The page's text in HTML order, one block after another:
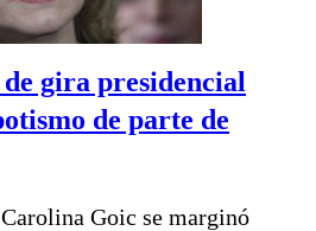
gira presidencial
de parte de
Goic se marginó